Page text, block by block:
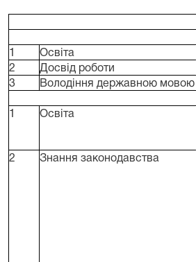
Освіта
2
Досвід роботи
3
Володіння державною мовою
Освіта
2
Знання законодавства